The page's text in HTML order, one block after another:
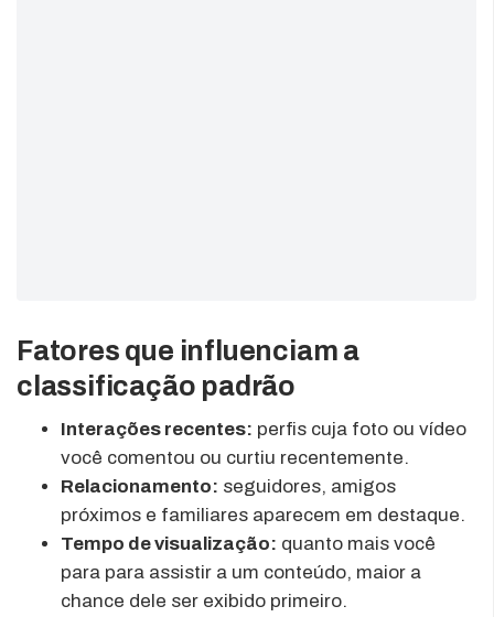
Fatores que influenciam a
classificação padrão
Interações recentes: perfis cuja foto ou vídeo
você comentou ou curtiu recentemente.
Relacionamento: seguidores, amigos
próximos e familiares aparecem em destaque.
Tempo de visualização: quanto mais você
para para assistir a um conteúdo, maior a
chance dele ser exibido primeiro.